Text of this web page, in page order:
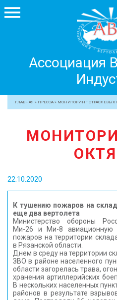
Ассоциация
Вертолетной
Индустрии
+7 499 755 99 29
ЧЛЕНЫ АВИ
МЕРОПРИЯТИЯ
ЖУРНАЛ
ПРЕССА
МЕДИА
КОНТАКТЫ
ГЛАВНАЯ » ПРЕССА » МОНИТОРИНГ ОТРАСЛЕВЫХ
22.10.2020
К тушению пожаров на
еще два вертолета
Министерство обороны
Ми-26 и Ми-8 авиационную
пожаров на территории
в Рязанской области.
Днем в среду на территории
ЗВО в районе населенного
области загорелась трава,
хранения артиллерийских
В нескольких населенных
районов в результате